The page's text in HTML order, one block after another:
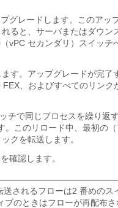
グレードします。このアッ
ると、サーバまたはダウン
vPC セカンダリ）スイッチ
す。アップグレードが完了
、およびすべてのリンク
チで同じプロセスを繰り返
。このリロード中、最初の
クを転送します。
確認します。
されるフローは2 番めのス
のときはフローが再配布